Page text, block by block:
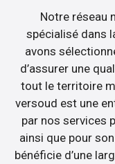
Notre réseau
spécialisé dans
avons
d’assurer une
tout le territoire
versoud est une
par nos services
ainsi que pour
bénéficie d’une